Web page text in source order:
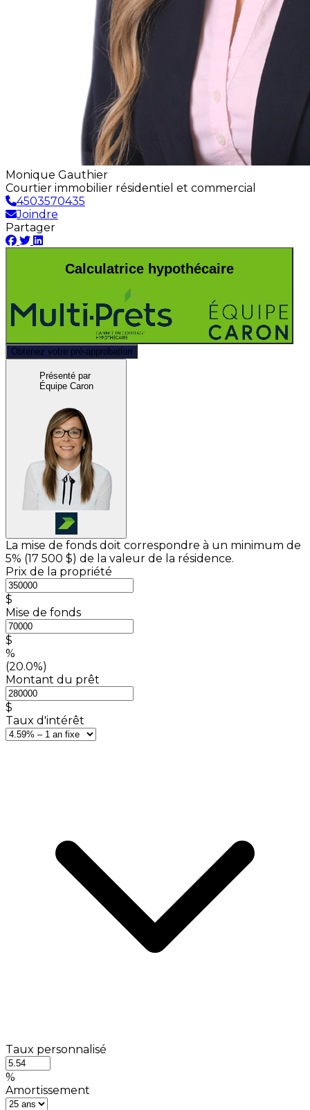
Monique Gauthier
Courtier immobilier résidentiel et commercial
4503570435
Joindre
Partager
Calculatrice hypothécaire
Obtenez votre pré-approbation
Présenté par
Équipe Caron
La mise de fonds doit correspondre à un minimum de
5% (17 500 $) de la valeur de la résidence.
Prix de la propriété
$
Mise de fonds
$
%
(20.0%)
Montant du prêt
$
Taux d'intérêt
Taux personnalisé
%
Amortissement